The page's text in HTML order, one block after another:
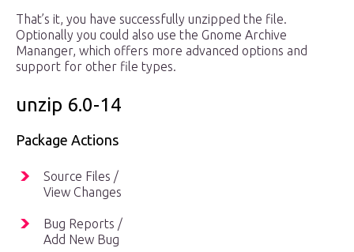
That’s it, you have successfully unzipped the file.
Optionally you could also use the Gnome Archive
Mananger, which offers more advanced options and
support for other file types.
unzip 6.0-14
Package Actions
Source Files /
View Changes
Bug Reports /
Add New Bug